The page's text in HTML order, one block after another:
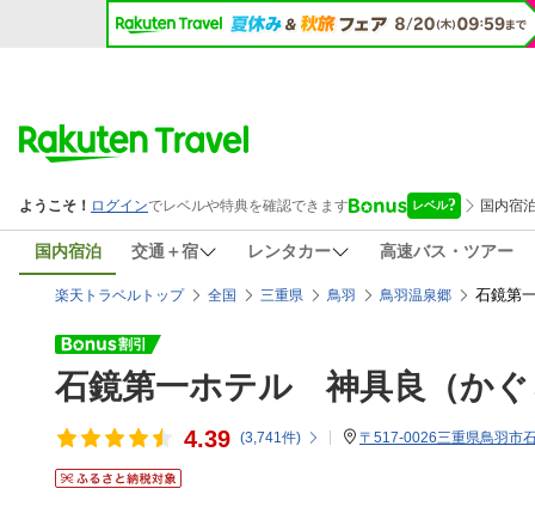
国内宿泊 交通＋宿 レンタカー 高速バス・ツアー
楽天トラベルトップ 全国 三重県 鳥羽 鳥羽温泉郷 石鏡第
石鏡第一ホテル 神具良（かぐ
4.39 (3,741件) 〒517-0026三重県鳥羽市